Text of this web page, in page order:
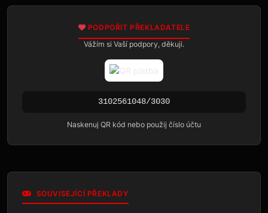
PODPOŘIT PŘEKLADATELE
Vážím si Vaší podpory, děkuji.
3102561048/3030
Naskenuj QR kód nebo použij číslo účtu
SOUVISEJÍCÍ PŘEKLADY